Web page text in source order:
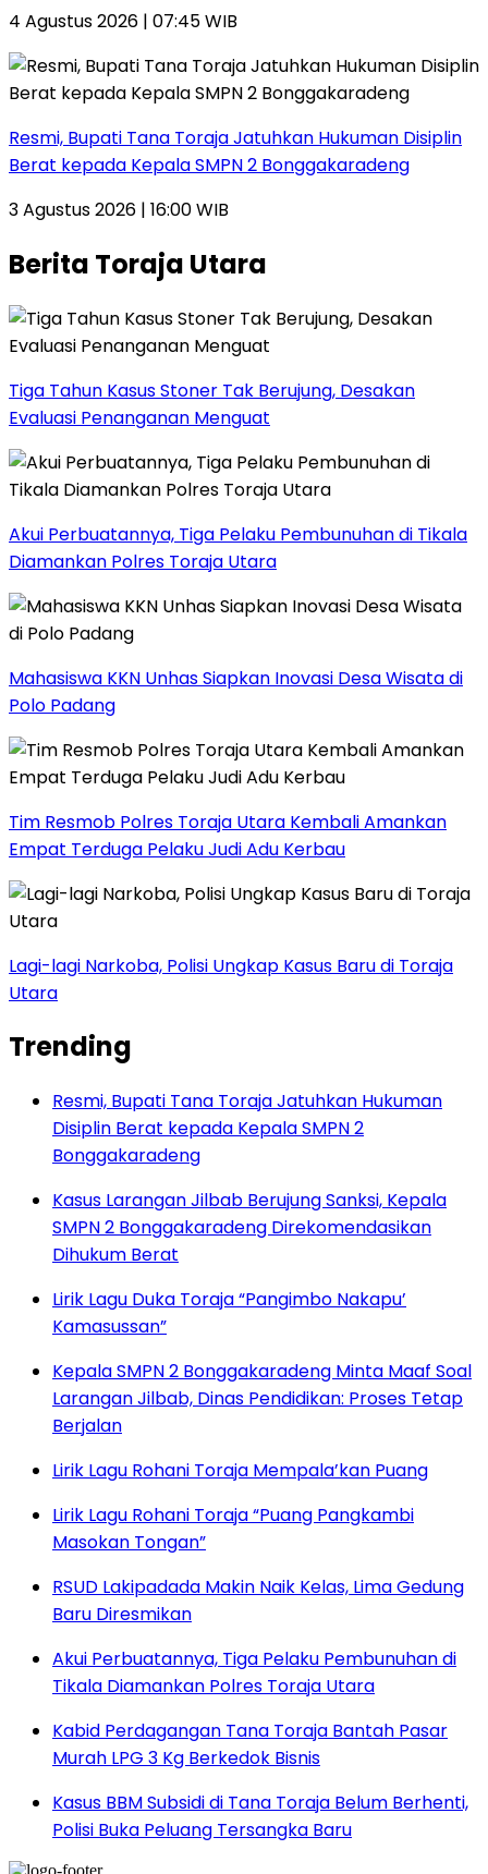
4 Agustus 2026 | 07:45 WIB
Resmi, Bupati Tana Toraja Jatuhkan Hukuman Disiplin
Berat kepada Kepala SMPN 2 Bonggakaradeng
3 Agustus 2026 | 16:00 WIB
Berita Toraja Utara
Tiga Tahun Kasus Stoner Tak Berujung, Desakan
Evaluasi Penanganan Menguat
Akui Perbuatannya, Tiga Pelaku Pembunuhan di Tikala
Diamankan Polres Toraja Utara
Mahasiswa KKN Unhas Siapkan Inovasi Desa Wisata di
Polo Padang
Tim Resmob Polres Toraja Utara Kembali Amankan
Empat Terduga Pelaku Judi Adu Kerbau
Lagi-lagi Narkoba, Polisi Ungkap Kasus Baru di Toraja
Utara
Trending
Resmi, Bupati Tana Toraja Jatuhkan Hukuman
Disiplin Berat kepada Kepala SMPN 2
Bonggakaradeng
Kasus Larangan Jilbab Berujung Sanksi, Kepala
SMPN 2 Bonggakaradeng Direkomendasikan
Dihukum Berat
Lirik Lagu Duka Toraja “Pangimbo Nakapu’
Kamasussan”
Kepala SMPN 2 Bonggakaradeng Minta Maaf Soal
Larangan Jilbab, Dinas Pendidikan: Proses Tetap
Berjalan
Lirik Lagu Rohani Toraja Mempala’kan Puang
Lirik Lagu Rohani Toraja “Puang Pangkambi
Masokan Tongan”
RSUD Lakipadada Makin Naik Kelas, Lima Gedung
Baru Diresmikan
Akui Perbuatannya, Tiga Pelaku Pembunuhan di
Tikala Diamankan Polres Toraja Utara
Kabid Perdagangan Tana Toraja Bantah Pasar
Murah LPG 3 Kg Berkedok Bisnis
Kasus BBM Subsidi di Tana Toraja Belum Berhenti,
Polisi Buka Peluang Tersangka Baru